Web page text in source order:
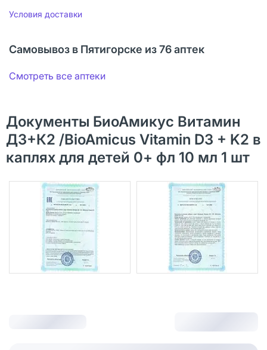
Условия доставки
Самовывоз в Пятигорске из 76 аптек
Смотреть все аптеки
Документы БиоАмикус Витамин
Д3+К2 /BioAmicus Vitamin D3 + K2 в
каплях для детей 0+ фл 10 мл 1 шт